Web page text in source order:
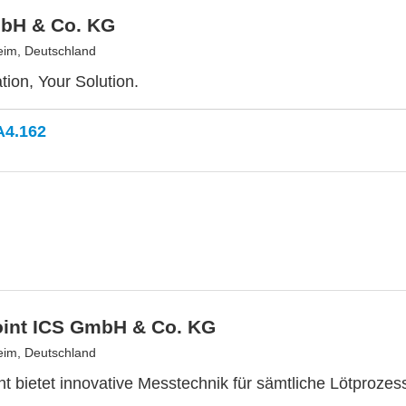
& Co. KG
Deutschland
Your Solution.
ICS GmbH & Co. KG
Deutschland
bietet innovative Messtechnik für sämtliche